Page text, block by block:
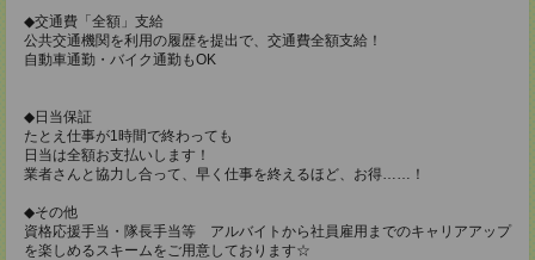
◆交通費「全額」支給
公共交通機関を利用の履歴を提出で、交通費全額支給！
自動車通勤・バイク通勤もOK
◆日当保証
たとえ仕事が1時間で終わっても
日当は全額お支払いします！
業者さんと協力し合って、早く仕事を終えるほど、お得……！
◆その他
資格応援手当・隊長手当等 アルバイトから社員雇用までのキャリアアップ
を楽しめるスキームをご用意しております☆